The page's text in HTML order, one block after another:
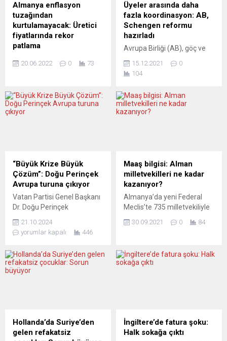
Almanya enflasyon
tuzağından
kurtulamayacak: Üretici
fiyatlarında rekor
patlama
Ukrayna savaşıyla birlikte,
olmak üzere fiyatlarını rekor
hızla artırdığı bildirildi.
ay 2021’in aynı dönemine
göre tam bir patlama
yaşadı. Almanya Federal
İstatistik Dairesi (Destatis),
mayıs ayına ilişkin ÜFE...
20.06.2022 0 73
Üyeler arasında daha
fazla koordinasyon: AB,
Schengen reformu
hazırladı
Avrupa Birliği (AB), göç ve
ülkelerin sınır kontrollerinin
devreye son çare olarak
Schengen bölgesinin
gücünü artıracak yasa teklifi
sorumlu üyesi Ylva
Johansson, yeni
düzenlemeyi ortak basın
toplantısında anlattı. Yeni
düzenleme, Belarus
yönetiminin eylemleri...
15.12.2021
0
104
“Büyük Krize Büyük
Çözüm”: Doğu Perinçek
Avrupa turuna çıkıyor
Vatan Partisi Genel Başkanı
Dr. Doğu Perinçek
Büyük Çözüm”
konferanslarında Türk
Vatan Partisi Almanya
Temsilcisi Deniz Yıldırım,
devrimin koşullarını yaşıyor.
Her kesimden
vatanseverlerimizi
21.10.2024
yorumlar kapalı
446
Maaş bilgisi: Alman
milletvekilleri ne kadar
kazanıyor?
Almanya’da yeni Federal
Meclis’te 735 milletvekiliyle
vekillik dışındaki gelirlerine
alacak? Almanya’da
anayasanın 48’inci
maaş öngörüyor. Burada da
federal yönetime bağlı bir
üst mahkemede görevli
30.09.2021 0 84
Hollanda’da Suriye’den
gelen refakatsiz
İngiltere’de fatura şoku:
Halk sokağa çıktı